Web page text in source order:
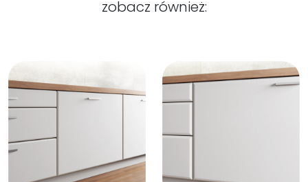
zobacz również: